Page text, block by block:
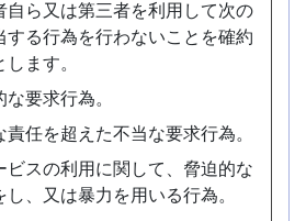
自ら又は第三者を利用して次の
する行為を行わないことを確約
ます。
な要求行為。
責任を超えた不当な要求行為。
ビスの利用に関して、脅迫的な
し、又は暴力を用いる行為。